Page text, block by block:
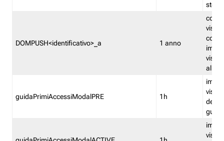
DOMPUSH<identificativo>_a 1 anno
guidaPrimiAccessiModalPRE 1h
della